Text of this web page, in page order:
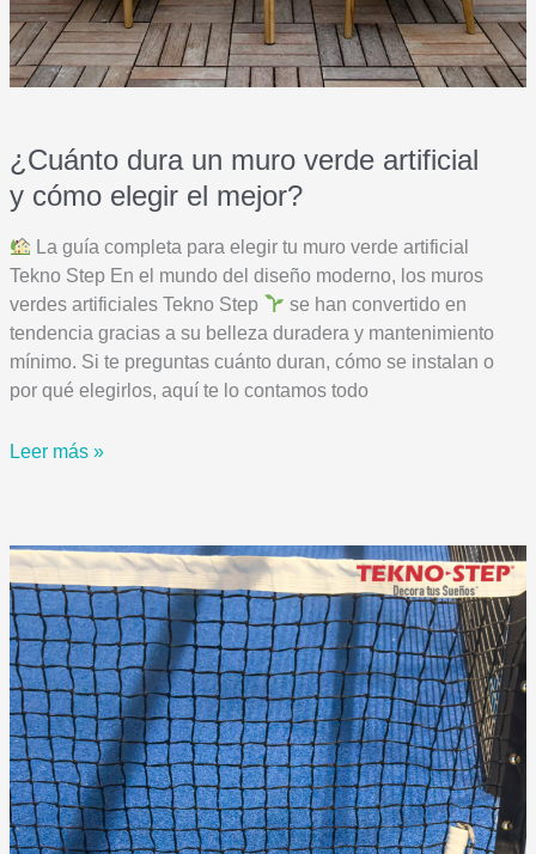
¿Cuánto dura un muro verde artificial
y cómo elegir el mejor?
La guía completa para elegir tu muro verde artificial
Tekno Step En el mundo del diseño moderno, los muros
verdes artificiales Tekno Step
se han convertido en
tendencia gracias a su belleza duradera y mantenimiento
mínimo. Si te preguntas cuánto duran, cómo se instalan o
por qué elegirlos, aquí te lo contamos todo
¿Cuánto
verde
artificial
y
cómo
elegir
el
mejor?
Leer más »